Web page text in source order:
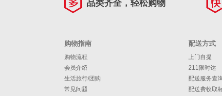
品类齐全，轻松购物
购物指南
购物流程
会员介绍
生活旅行/团购
常见问题
配送方式
上门自提
211限时达
配送服务查
配送费收取